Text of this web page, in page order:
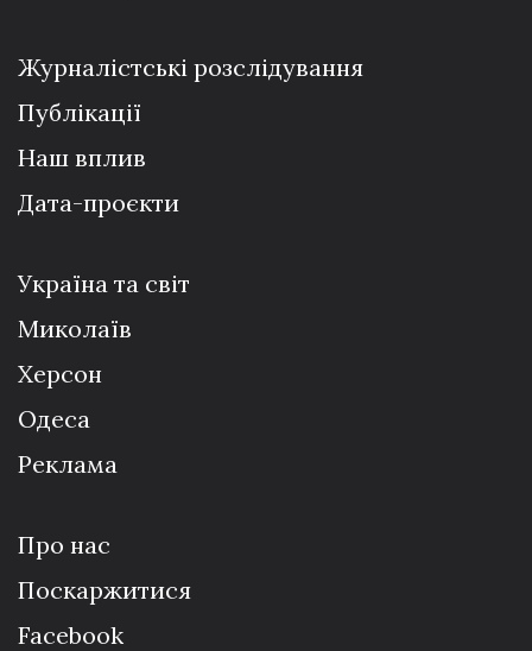
Журналістські розслідування
Публікації
Наш вплив
Дата-проєкти
Україна та світ
Миколаїв
Херсон
Одеса
Реклама
Про нас
Поскаржитися
Facebook